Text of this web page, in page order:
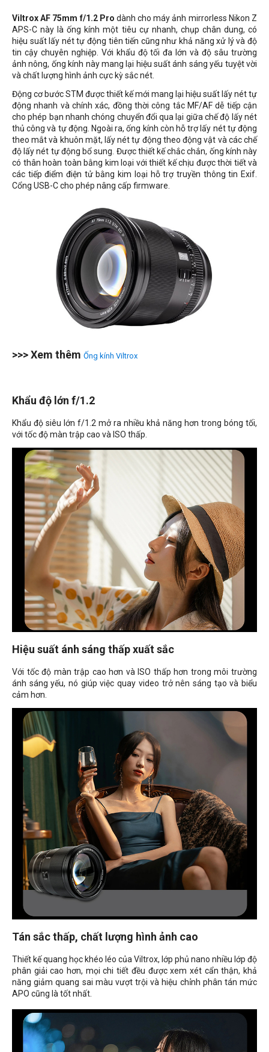
Viltrox AF 75mm f/1.2 Pro dành cho máy ảnh mirrorless Nikon Z
APS-C này là ống kính một tiêu cự nhanh, chụp chân dung, có
hiệu suất lấy nét tự động tiên tiến cũng như khả năng xử lý và độ
tin cậy chuyên nghiệp. Với khẩu độ tối đa lớn và độ sâu trường
ảnh nông, ống kính này mang lại hiệu suất ánh sáng yếu tuyệt vời
và chất lượng hình ảnh cực kỳ sắc nét.
Động cơ bước STM được thiết kế mới mang lại hiệu suất lấy nét tự
động nhanh và chính xác, đồng thời công tắc MF/AF dễ tiếp cận
cho phép bạn nhanh chóng chuyển đổi qua lại giữa chế độ lấy nét
thủ công và tự động. Ngoài ra, ống kính còn hỗ trợ lấy nét tự động
theo mắt và khuôn mặt, lấy nét tự động theo động vật và các chế
độ lấy nét tự động bổ sung. Được thiết kế chắc chắn, ống kính này
có thân hoàn toàn bằng kim loại với thiết kế chịu được thời tiết và
các tiếp điểm điện tử bằng kim loại hỗ trợ truyền thông tin Exif.
Cổng USB-C cho phép nâng cấp firmware.
>>> Xem thêm Ống kính Viltrox
Khẩu độ lớn f/1.2
Khẩu độ siêu lớn f/1.2 mở ra nhiều khả năng hơn trong bóng tối,
với tốc độ màn trập cao và ISO thấp.
Hiệu suất ánh sáng thấp xuất sắc
Với tốc độ màn trập cao hơn và ISO thấp hơn trong môi trường
ánh sáng yếu, nó giúp việc quay video trở nên sáng tạo và biểu
cảm hơn.
Tán sắc thấp, chất lượng hình ảnh cao
Thiết kế quang học khéo léo của Viltrox, lớp phủ nano nhiều lớp độ
phân giải cao hơn, mọi chi tiết đều được xem xét cẩn thận, khả
năng giảm quang sai màu vượt trội và hiệu chỉnh phân tán mức
APO cũng là tốt nhất.